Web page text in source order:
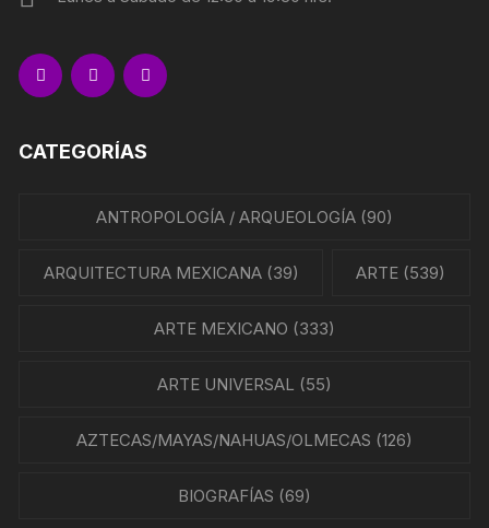
CATEGORÍAS
ANTROPOLOGÍA / ARQUEOLOGÍA(90)
ARQUITECTURA MEXICANA(39) ARTE (539)
ARTE MEXICANO (333)
ARTE UNIVERSAL (55)
AZTECAS/MAYAS/NAHUAS/OLMECAS (126)
BIOGRAFÍAS (69)